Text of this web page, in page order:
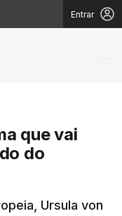
Entrar
que vai
do
Ursula von